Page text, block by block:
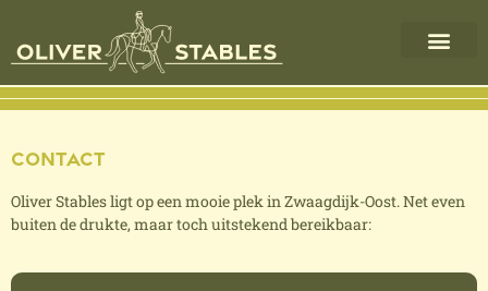
Contact
Oliver Stables ligt op een mooie plek in Zwaagdijk-Oost. Net even
buiten de drukte, maar toch uitstekend bereikbaar: